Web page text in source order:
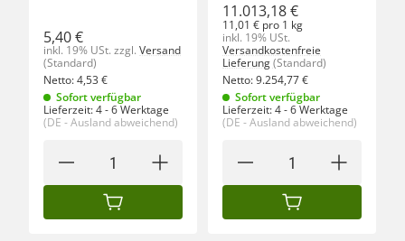
5,40 €
inkl. 19% USt. zzgl. Versand
(Standard)
Netto:4,53€
Sofort verfügbar
Lieferzeit:4 - 6 Werktage
(DE - Ausland abweichend)
IN DEN WARENKORB
11.013,18 €
11,01 € pro 1 kg
inkl. 19% USt.
Versandkostenfreie
Lieferung(Standard)
Netto:9.254,77€
Sofort verfügbar
Lieferzeit:4 - 6 Werktage
(DE - Ausland abweichend)
IN DEN WARENKORB